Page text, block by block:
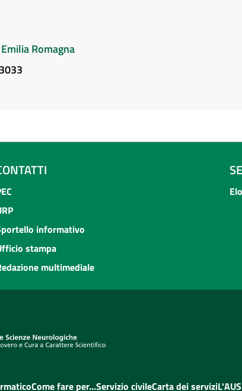
Romagna
informativo
stampa
multimediale
Come fare per...Servizio civileCarta dei servizi